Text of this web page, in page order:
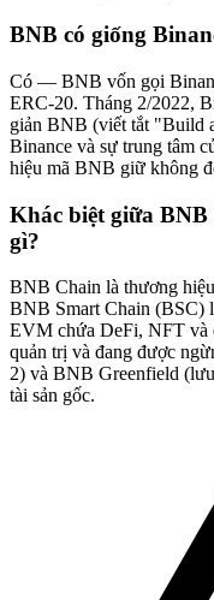
BNB có giống
Có — BNB vốn gọi
ERC-20. Tháng 2/2022,
giản BNB (viết tắt "Build
Binance và sự trung tâm
hiệu mã BNB giữ không
Khác biệt giữa
gì?
BNB Chain là thương
BNB Smart Chain (BSC)
EVM chứa DeFi, NFT và
quản trị và đang được
2) và BNB Greenfield
tài sản gốc.